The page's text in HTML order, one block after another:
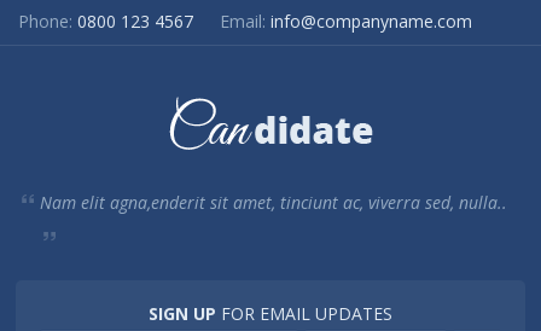
Phone: 0800 123 4567 Email: info@companyname.com
Nam elit agna,enderit sit amet, tinciunt ac, viverra sed, nulla..
SIGN UP FOR EMAIL UPDATES